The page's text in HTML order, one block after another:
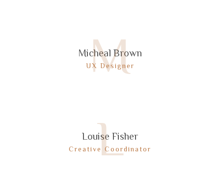
M
Micheal Brown
UX Designer
L
Louise Fisher
Creative Coordinator